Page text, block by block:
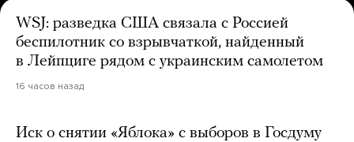
WSJ: разведка США связала с Россией
беспилотник со взрывчаткой, найденный
в Лейпциге рядом с украинским самолетом
16 часов назад
Иск о снятии «Яблока» с выборов в Госдуму